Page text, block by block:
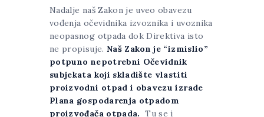
Nadalje naš Zakon je uveo obavezu
vođenja očevidnika izvoznika i uvoznika
neopasnog otpada dok Direktiva isto
ne propisuje. Naš Zakon je “izmislio”
potpuno nepotrebni Očevidnik
subjekata koji skladište vlastiti
proizvodni otpad i obavezu izrade
Plana gospodarenja otpadom
proizvođača otpada. Tu se i